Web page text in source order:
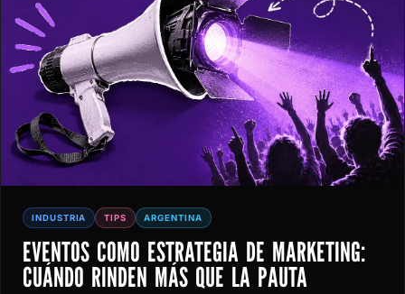
INDUSTRIA TIPS ARGENTINA
EVENTOS COMO ESTRATEGIA DE MARKETING:
CUÁNDO RINDEN MÁS QUE LA PAUTA